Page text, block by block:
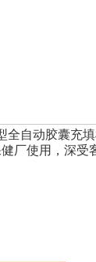
全自动胶囊充
厂使用，深受